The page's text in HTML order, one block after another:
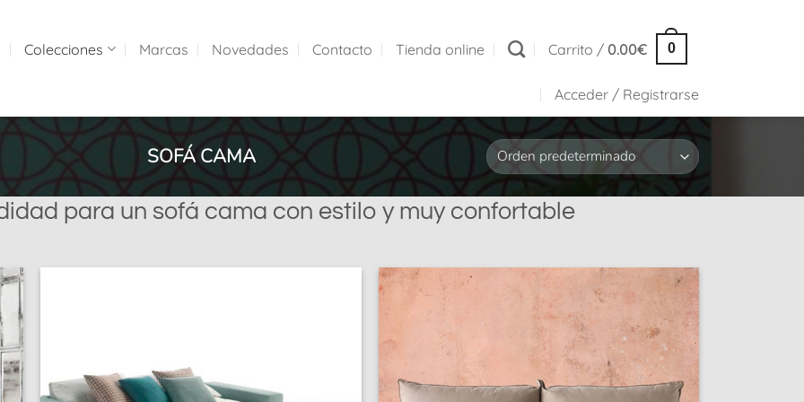
Colecciones Marcas Novedades Contacto Tienda online Carrito / 0.00€ 0
Acceder / Registrarse
SOFÁ CAMA
para un sofá cama con estilo y muy confortable